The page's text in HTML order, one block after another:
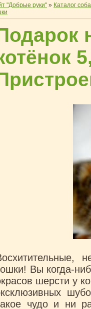
"Добрые руки" » Каталог
Вы когда-
шерсти у
чудо и ни